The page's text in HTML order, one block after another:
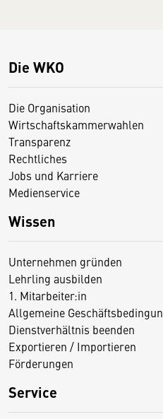
Die WKO
Die Organisation
Wirtschaftskammerwahlen
Transparenz
Rechtliches
Jobs und Karriere
Medienservice
Wissen
Unternehmen gründen
Lehrling ausbilden
1. Mitarbeiter:in
Allgemeine
Dienstverhältnis beenden
Exportieren / Importieren
Förderungen
Service